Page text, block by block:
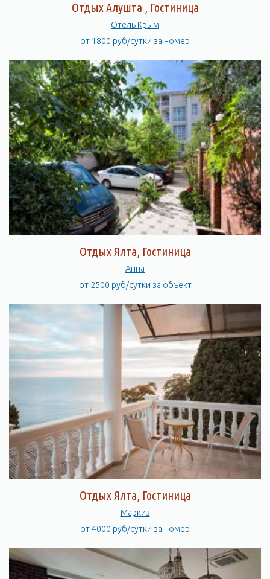
Отдых Алушта , Гостиница
Отель Крым
от 1800 руб/сутки за номер
Отдых Ялта, Гостиница
Анна
от 2500 руб/сутки за объект
Отдых Ялта, Гостиница
Маркиз
от 4000 руб/сутки за номер